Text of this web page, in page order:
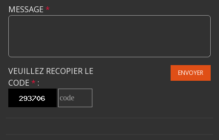
MESSAGE *
VEUILLEZ RECOPIER LE
CODE * :
ENVOYER